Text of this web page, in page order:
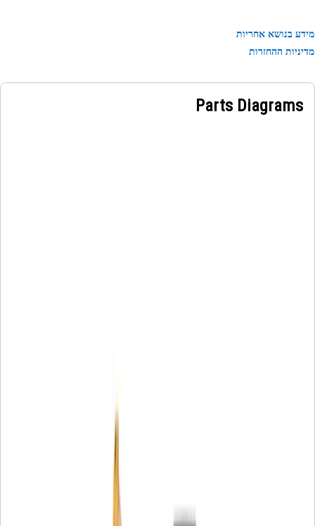
בנושא אחריות
ההחזרות
Parts Diagrams